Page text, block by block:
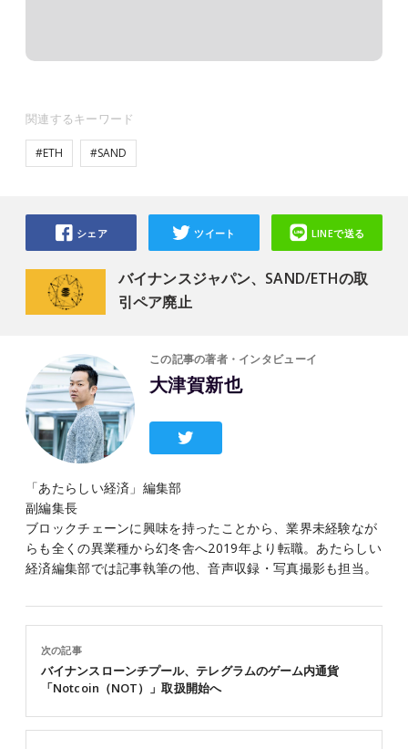
関連するキーワード
#ETH #SAND
バイナンスジャパン、SAND/ETHの取
引ペア廃止
シェア ツイート LINEで送る
この記事の著者・インタビューイ
大津賀新也
「あたらしい経済」編集部
副編集長
ブロックチェーンに興味を持ったことから、業界未経験なが
らも全くの異業種から幻冬舎へ2019年より転職。あたらしい
経済編集部では記事執筆の他、音声収録・写真撮影も担当。
次の記事
バイナンスローンチプール、テレグラムのゲーム内通貨
「Notcoin（NOT）」取扱開始へ